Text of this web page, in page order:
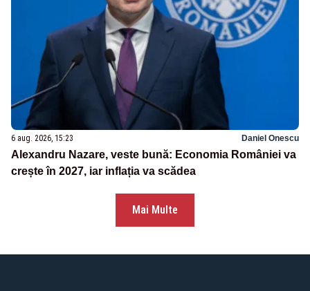
6 aug. 2026, 15:23 Daniel Onescu
Alexandru Nazare, veste bună: Economia României va
crește în 2027, iar inflația va scădea
Mai Multe